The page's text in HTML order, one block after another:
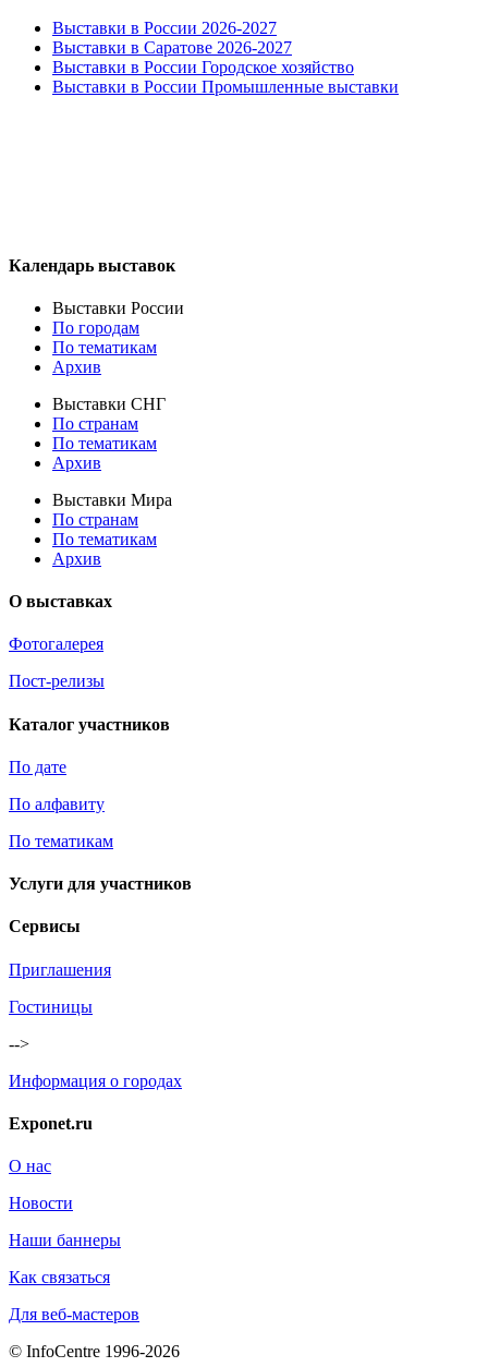
Выставки в России 2026-2027
Выставки в Саратове 2026-2027
Выставки в России Городское хозяйство
Выставки в России Промышленные выставки
Календарь выставок
Выставки России
По городам
По тематикам
Архив
Выставки СНГ
По странам
По тематикам
Архив
Выставки Мира
По странам
По тематикам
Архив
О выставках
Фотогалерея
Пост-релизы
Каталог участников
По дате
По алфавиту
По тематикам
Услуги для участников
Сервисы
Приглашения
Гостиницы
-->
Информация о городах
Exponet.ru
О нас
Новости
Наши баннеры
Как связаться
Для веб-мастеров
© InfoCentre 1996-2026